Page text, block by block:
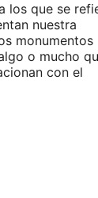
los que se
nuestra
monumentos
o mucho
con el